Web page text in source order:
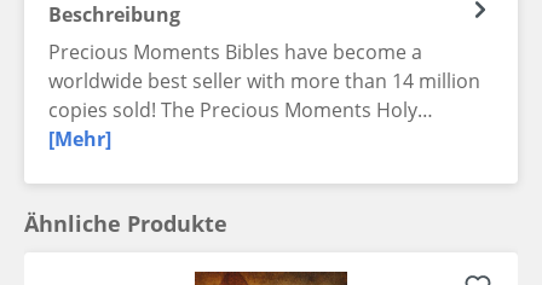
Beschreibung
Precious Moments Bibles have become a
worldwide best seller with more than 14 million
copies sold! The Precious Moments Holy…
[Mehr]
Ähnliche Produkte